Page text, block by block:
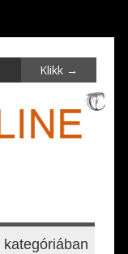
kategóriában